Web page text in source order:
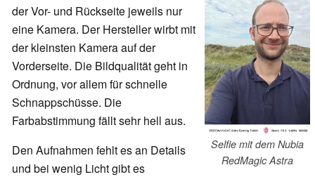
Selfie mit dem Nubia
RedMagic Astra
der Vor- und Rückseite jeweils nur
eine Kamera. Der Hersteller wirbt mit
der kleinsten Kamera auf der
Vorderseite. Die Bildqualität geht in
Ordnung, vor allem für schnelle
Schnappschüsse. Die
Farbabstimmung fällt sehr hell aus.
Den Aufnahmen fehlt es an Details
und bei wenig Licht gibt es